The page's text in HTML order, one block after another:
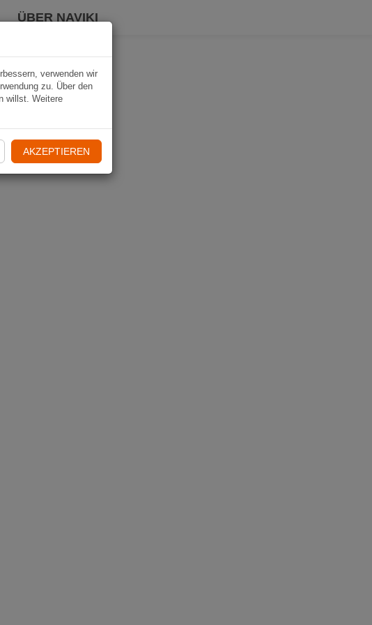
ÜBER NAVIKI
verwenden wir
zu. Über den
willst. Weitere
AKZEPTIEREN